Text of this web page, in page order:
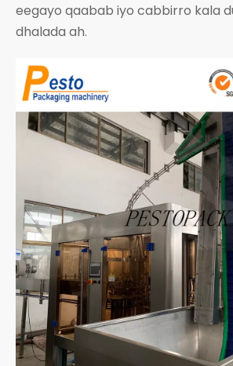
eegayo qaabab iyo cabbirro kala
dhalada ah.